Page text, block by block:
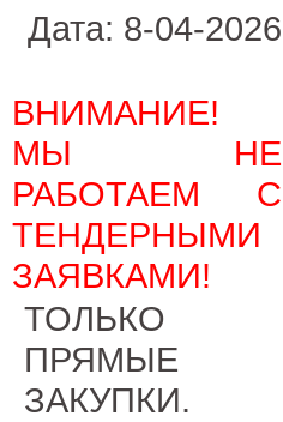
Дата: 8-04-2026
ВНИМАНИЕ!
МЫ НЕ
РАБОТАЕМ С
ТЕНДЕРНЫМИ
ЗАЯВКАМИ!
ТОЛЬКО
ПРЯМЫЕ
ЗАКУПКИ.